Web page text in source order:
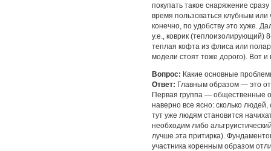
покупать такое снаряжение
время пользоваться клубным
конечно, по удобству это хуже.
у.е., коврик (теплоизолирующий)
теплая кофта из флиса или
модели стоят тоже дорого). Вот
Вопрос: Какие основные
Ответ: Главным образом — это
Первая группа — общественные
наверно все ясно: сколько
тут уже людям становится
необходим либо
лучше эта притирка).
участника коренным образом